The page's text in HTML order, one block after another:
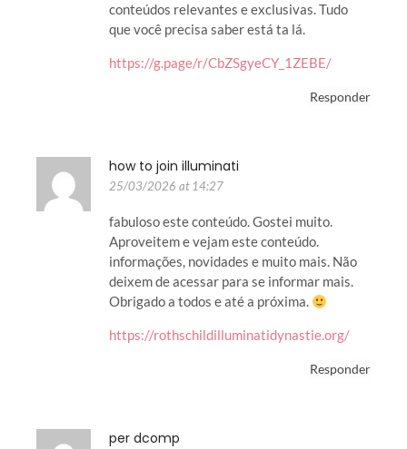
conteúdos relevantes e exclusivas. Tudo
que você precisa saber está ta lá.
https://g.page/r/CbZSgyeCY_1ZEBE/
Responder
how to join illuminati
25/03/2026 at 14:27
fabuloso este conteúdo. Gostei muito.
Aproveitem e vejam este conteúdo.
informações, novidades e muito mais. Não
deixem de acessar para se informar mais.
Obrigado a todos e até a próxima.
https://rothschildilluminatidynastie.org/
Responder
per dcomp